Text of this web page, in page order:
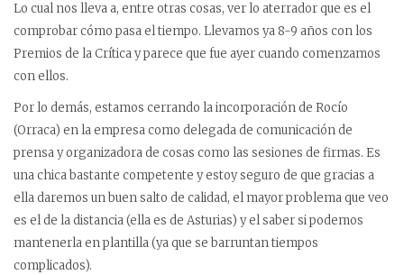
Lo cual nos lleva a, entre otras cosas, ver lo aterrador que es el
comprobar cómo pasa el tiempo. Llevamos ya 8-9 años con los
Premios de la Crítica y parece que fue ayer cuando comenzamos
con ellos.
Por lo demás, estamos cerrando la incorporación de Rocío
(Orraca) en la empresa como delegada de comunicación de
prensa y organizadora de cosas como las sesiones de firmas. Es
una chica bastante competente y estoy seguro de que gracias a
ella daremos un buen salto de calidad, el mayor problema que veo
es el de la distancia (ella es de Asturias) y el saber si podemos
mantenerla en plantilla (ya que se barruntan tiempos
complicados).